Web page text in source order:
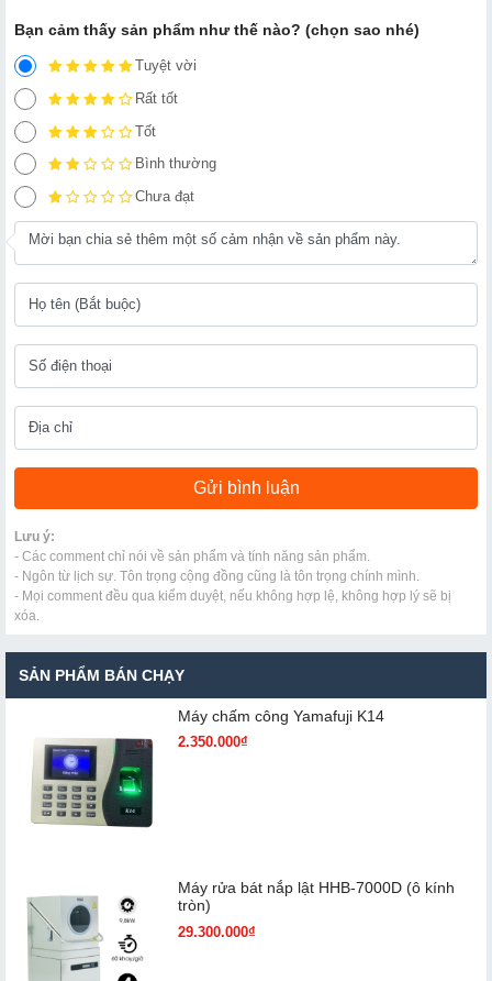
Bạn cảm thấy sản phẩm như thế nào? (chọn sao nhé)
Tuyệt vời
Rất tốt
Tốt
Bình thường
Chưa đạt
Lưu ý:
- Các comment chỉ nói về sản phẩm và tính năng sản phẩm.
- Ngôn từ lịch sự. Tôn trọng cộng đồng cũng là tôn trọng chính mình.
- Mọi comment đều qua kiểm duyệt, nếu không hợp lệ, không hợp lý sẽ bị
xóa.
SẢN PHẨM BÁN CHẠY
Máy chấm cô​ng Yamafuji K14
2.350.000₫
Máy rửa bát nắp lật HHB-7000D (ô kính
tròn)
29.300.000₫